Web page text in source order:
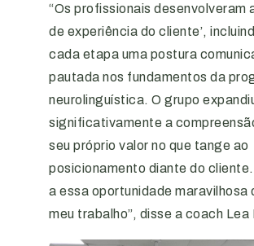
“Os profissionais desenvolveram
de experiência do cliente’,
cada etapa uma postura
pautada nos fundamentos da
neurolinguística. O grupo
significativamente a
seu próprio valor no que tange ao
posicionamento diante do
a essa oportunidade maravilhosa
meu trabalho”, disse a coach Lea